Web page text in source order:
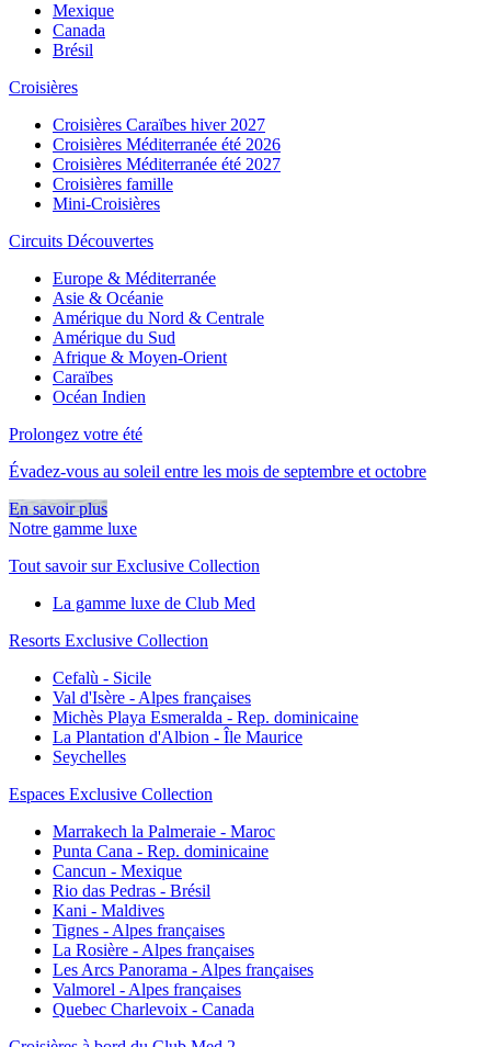
Mexique
Canada
Brésil
Croisières
Croisières Caraïbes hiver 2027
Croisières Méditerranée été 2026
Croisières Méditerranée été 2027
Croisières famille
Mini-Croisières
Circuits Découvertes
Europe & Méditerranée
Asie & Océanie
Amérique du Nord & Centrale
Amérique du Sud
Afrique & Moyen-Orient
Caraïbes
Océan Indien
Prolongez votre été
Évadez-vous au soleil entre les mois de septembre et octobre
En savoir plus
Notre gamme luxe
Tout savoir sur Exclusive Collection
La gamme luxe de Club Med
Resorts Exclusive Collection
Cefalù - Sicile
Val d'Isère - Alpes françaises
Michès Playa Esmeralda - Rep. dominicaine
La Plantation d'Albion - Île Maurice
Seychelles
Espaces Exclusive Collection
Marrakech la Palmeraie - Maroc
Punta Cana - Rep. dominicaine
Cancun - Mexique
Rio das Pedras - Brésil
Kani - Maldives
Tignes - Alpes françaises
La Rosière - Alpes françaises
Les Arcs Panorama - Alpes françaises
Valmorel - Alpes françaises
Quebec Charlevoix - Canada